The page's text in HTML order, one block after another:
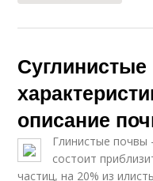
описание
Глинистые почвы
состоит
частиц, на 20% из